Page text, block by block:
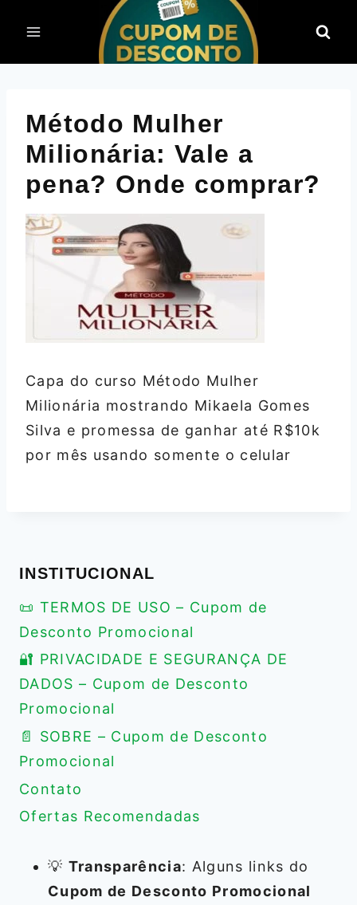
para
o
Método Mulher
Milionária: Vale a
pena? Onde comprar?
Capa do curso Método Mulher
Milionária mostrando Mikaela Gomes
Silva e promessa de ganhar até R$10k
por mês usando somente o celular
INSTITUCIONAL
📜 TERMOS DE USO – Cupom de
Desconto Promocional
🔐 PRIVACIDADE E SEGURANÇA DE
DADOS – Cupom de Desconto
Promocional
📄 SOBRE – Cupom de Desconto
Promocional
Contato
Ofertas Recomendadas
💡 Transparência: Alguns links do
Cupom de Desconto Promocional